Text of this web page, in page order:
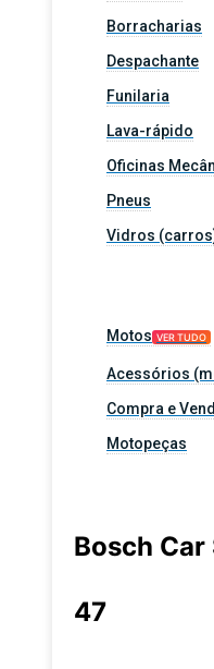
Borracharias
Despachante
Funilaria
Lava-rápido
Oficinas
Pneus
Vidros
Motos VER TUDO
Acessórios
Compra e
Motopeças
Bosch Car
47